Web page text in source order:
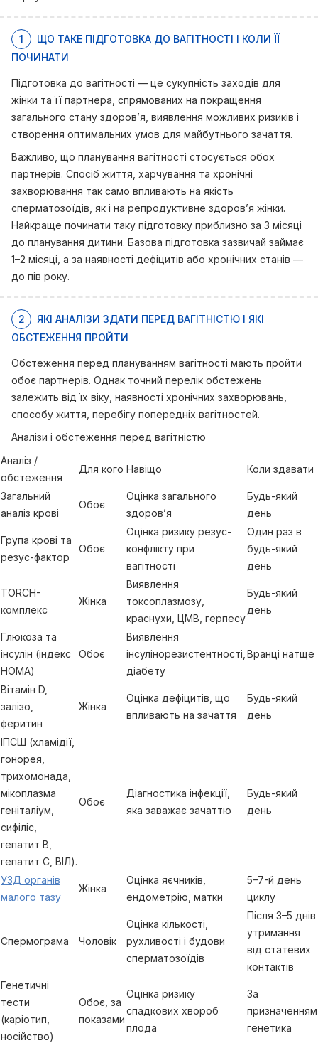
1
ЩО ТАКЕ ПІДГОТОВКА ДО ВАГІТНОСТІ І КОЛИ ЇЇ
ПОЧИНАТИ
Підготовка до вагітності — це сукупність заходів для
жінки та її партнера, спрямованих на покращення
загального стану здоров’я, виявлення можливих ризиків і
створення оптимальних умов для майбутнього зачаття.
Важливо, що планування вагітності стосується обох
партнерів. Спосіб життя, харчування та хронічні
захворювання так само впливають на якість
сперматозоїдів, як і на репродуктивне здоров’я жінки.
Найкраще починати таку підготовку приблизно за 3 місяці
до планування дитини. Базова підготовка зазвичай займає
1–2 місяці, а за наявності дефіцитів або хронічних станів —
до пів року.
2
ЯКІ АНАЛІЗИ ЗДАТИ ПЕРЕД ВАГІТНІСТЮ І ЯКІ
ОБСТЕЖЕННЯ ПРОЙТИ
Обстеження перед плануванням вагітності мають пройти
обоє партнерів. Однак точний перелік обстежень
залежить від їх віку, наявності хронічних захворювань,
способу життя, перебігу попередніх вагітностей.
Аналізи і обстеження перед вагітністю
Аналіз /
обстеження
Для кого Навіщо Коли здавати
Загальний
аналіз крові
Обоє
Оцінка загального
здоров’я
Будь-який
день
Група крові та
резус-фактор
Обоє
Оцінка ризику резус-
конфлікту при
вагітності
Один раз в
будь-який
день
TORCH-
комплекс
Жінка
Виявлення
токсоплазмозу,
краснухи, ЦМВ, герпесу
Будь-який
день
Глюкоза та
інсулін (індекс
НОМА)
Обоє
Виявлення
інсулінорезистентності,
діабету
Вранці натще
Вітамін D,
залізо,
феритин
Жінка
Оцінка дефіцитів, що
впливають на зачаття
Будь-який
день
ІПСШ (хламідії,
гонорея,
трихомонада,
мікоплазма
геніталіум,
сифіліс,
гепатит В,
гепатит С, ВІЛ).
Обоє
Діагностика інфекції,
яка заважає зачаттю
Будь-який
день
УЗД органів
малого тазу
Жінка
Оцінка яєчників,
ендометрію, матки
5–7-й день
циклу
Спермограма Чоловік
Оцінка кількості,
рухливості і будови
сперматозоїдів
Після 3–5 днів
утримання
від статевих
контактів
Генетичні
тести
(каріотип,
носійство)
Обоє, за
показами
Оцінка ризику
спадкових хвороб
плода
За
призначенням
генетика